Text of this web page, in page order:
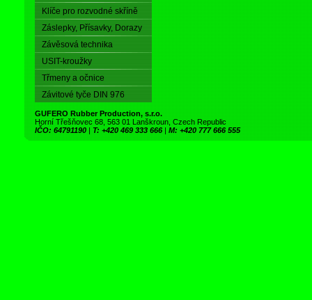
Klíče pro rozvodné skříně
Záslepky, Přísavky, Dorazy
Závěsová technika
USIT-kroužky
Třmeny a očnice
Závitové tyče DIN 976
GUFERO Rubber Production, s.r.o.
Horní Třešňovec 68, 563 01 Lanškroun, Czech Republic
IČO: 64791190 | T: +420 469 333 666 | M: +420 777 666 555